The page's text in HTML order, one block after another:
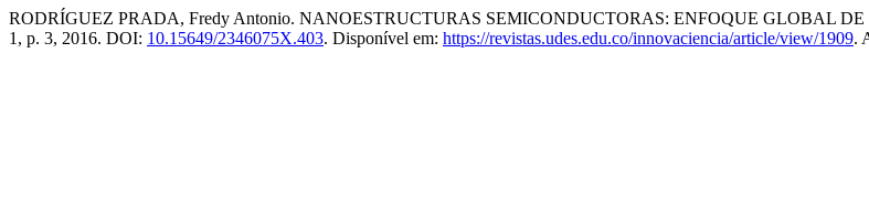
RODRÍGUEZ PRADA, Fredy Antonio. NANOESTRUCTURAS SEMICONDUCTORAS: ENFOQUE GLOBAL
1, p. 3, 2016. DOI: 10.15649/2346075X.403. Disponível em: https://revistas.udes.edu.co/innovaciencia/article/view/1909.